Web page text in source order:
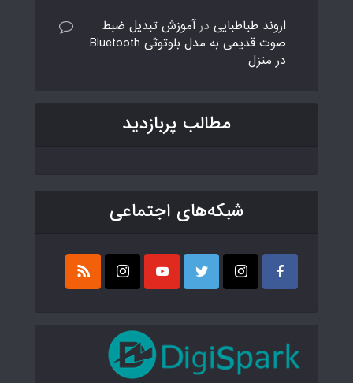
اروند طباطبایی درآموزش تبدیل ضبط
صوت قدیمی به مدل بلوتوثی Bluetooth
در منزل
مطالب پربازدید
شبکه‌های اجتماعی